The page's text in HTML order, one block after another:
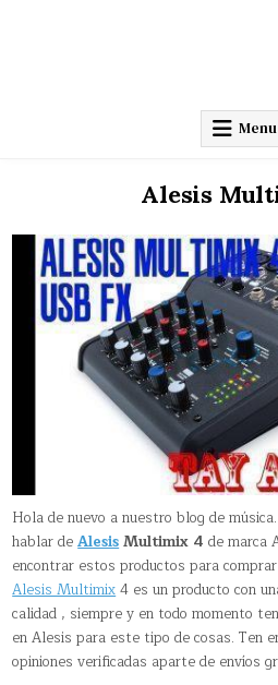
Menu
Alesis
Hola de nuevo a nuestro blog de
hablar deAlesisMultimix 4 de marca
encontrar estos productos para
Alesis Multimix4 es un producto con
calidad , siempre y en todo momento
en Alesis para este tipo de cosas. Ten
opiniones verificadas aparte de envíos